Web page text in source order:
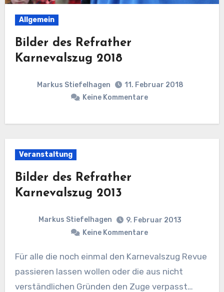
Allgemein
Bilder des Refrather
Karnevalszug 2018
Markus Stiefelhagen
11. Februar 2018
Keine Kommentare
Veranstaltung
Bilder des Refrather
Karnevalszug 2013
Markus Stiefelhagen
9. Februar 2013
Keine Kommentare
Für alle die noch einmal den Karnevalszug Revue
passieren lassen wollen oder die aus nicht
verständlichen Gründen den Zuge verpasst…